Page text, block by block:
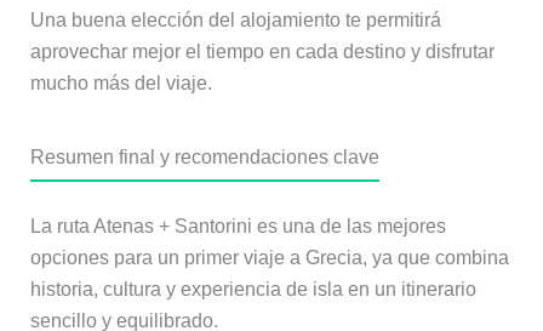
Una buena elección del alojamiento te permitirá
aprovechar mejor el tiempo en cada destino y disfrutar
mucho más del viaje.
Resumen final y recomendaciones clave
La ruta Atenas + Santorini es una de las mejores
opciones para un primer viaje a Grecia, ya que combina
historia, cultura y experiencia de isla en un itinerario
sencillo y equilibrado.